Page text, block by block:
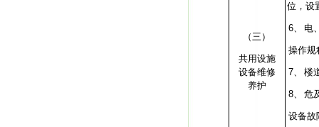
（三）
共用设施
设备维修
养护
位，设
6、 电
操作规
7、 楼
8、 危
设备故